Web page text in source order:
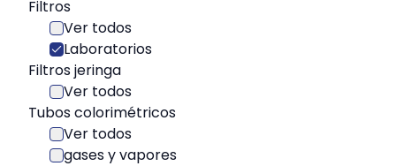
Filtros
Ver todos
Laboratorios
Filtros jeringa
Ver todos
Tubos colorimétricos
Ver todos
gases y vapores